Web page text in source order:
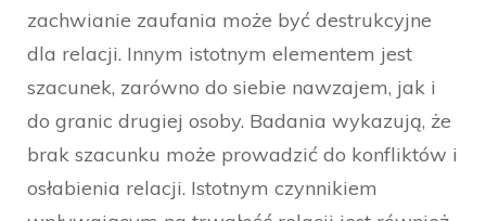
zachwianie zaufania może być destrukcyjne
dla relacji. Innym istotnym elementem jest
szacunek, zarówno do siebie nawzajem, jak i
do granic drugiej osoby. Badania wykazują, że
brak szacunku może prowadzić do konfliktów i
osłabienia relacji. Istotnym czynnikiem